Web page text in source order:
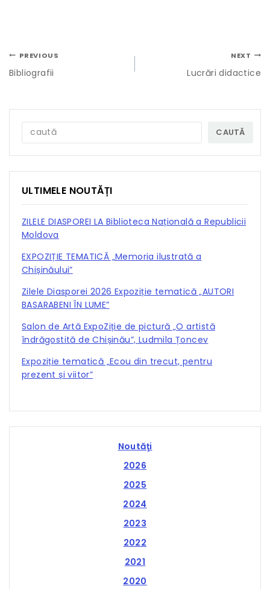
PREVIOUS
Bibliografii
NEXT
Lucrări didactice
CAUTĂ
ULTIMELE NOUTĂȚI
ZILELE DIASPOREI LA Biblioteca Națională a Republicii
Moldova
EXPOZIȚIE TEMATICĂ „Memoria ilustrată a
Chișinăului”
Zilele Diasporei 2026 Expoziție tematică „AUTORI
BASARABENI ÎN LUME”
Salon de Artă ExpoZiție de pictură „O artistă
îndrăgostită de Chișinău”, Ludmila Țoncev
Expoziție tematică „Ecou din trecut, pentru
prezent și viitor”
2020
2021
2022
2023
2024
2025
2026
Noutăţi